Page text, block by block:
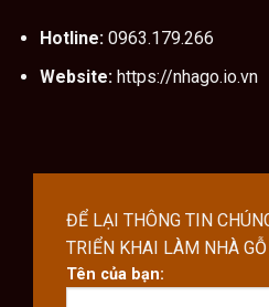
Hotline:0963.179.266
Website: https://nhago.io.vn
ĐỂ LẠI THÔNG TIN
TRIỂN KHAI LÀM NHÀ
Tên của bạn: